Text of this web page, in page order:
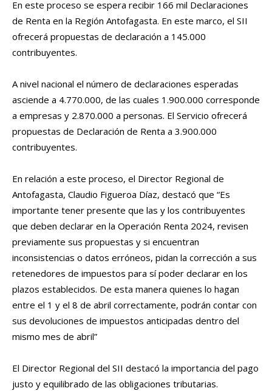
En este proceso se espera recibir 166 mil Declaraciones
de Renta en la Región Antofagasta. En este marco, el SII
ofrecerá propuestas de declaración a 145.000
contribuyentes.
A nivel nacional el número de declaraciones esperadas
asciende a 4.770.000, de las cuales 1.900.000 corresponde
a empresas y 2.870.000 a personas. El Servicio ofrecerá
propuestas de Declaración de Renta a 3.900.000
contribuyentes.
En relación a este proceso, el Director Regional de
Antofagasta, Claudio Figueroa Díaz, destacó que “Es
importante tener presente que las y los contribuyentes
que deben declarar en la Operación Renta 2024, revisen
previamente sus propuestas y si encuentran
inconsistencias o datos erróneos, pidan la corrección a sus
retenedores de impuestos para sí poder declarar en los
plazos establecidos. De esta manera quienes lo hagan
entre el 1 y el 8 de abril correctamente, podrán contar con
sus devoluciones de impuestos anticipadas dentro del
mismo mes de abril”
El Director Regional del SII destacó la importancia del pago
justo y equilibrado de las obligaciones tributarias.